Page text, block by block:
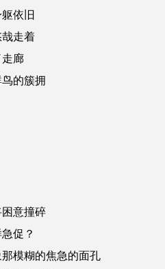
依旧
走着
廊
的簇拥
意撞碎
促？
模糊的焦急的面孔